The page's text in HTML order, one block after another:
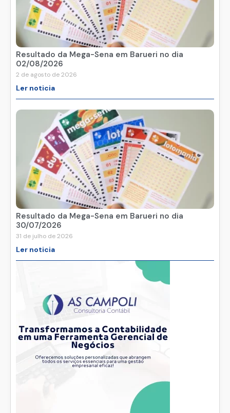
Resultado da Mega-Sena em Barueri no dia
02/08/2026
2 de agosto de 2026
Ler noticia
Resultado da Mega-Sena em Barueri no dia
30/07/2026
31 de julho de 2026
Ler noticia